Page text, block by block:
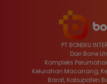
PT BONEKU
Dari Bone
Kompleks
Kelurahan Macanang,
Barat, Kabupaten